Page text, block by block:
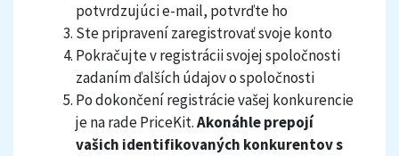
potvrdzujúci e-mail, potvrďte ho
Ste pripravení zaregistrovať svoje konto
Pokračujte v registrácii svojej spoločnosti
zadaním ďalších údajov o spoločnosti
Po dokončení registrácie vašej konkurencie
je na rade PriceKit.Akonáhle prepojí
vašich identifikovaných konkurentov s